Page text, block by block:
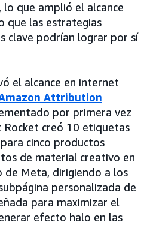
que amplió el alcance
que las estrategias
clave podrían lograr por sí
el alcance en internet
Attribution
por primera vez
Rocket creó 10 etiquetas
cinco productos
de material creativo en
de Meta, dirigiendo a los
personalizada de
para maximizar el
efecto halo en las